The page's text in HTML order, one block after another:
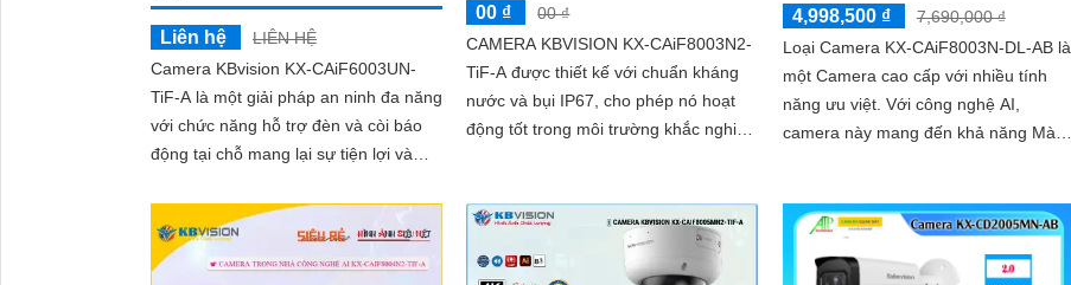
Liên hệ
LIÊN HỆ
Camera KBvision KX-CAiF6003UN-
TiF-A là một giải pháp an ninh đa năng
với chức năng hỗ trợ đèn và còi báo
động tại chỗ mang lại sự tiện lợi và
00 ₫
00 ₫
CAMERA KBVISION KX-CAiF8003N2-
TiF-A được thiết kế với chuẩn kháng
nước và bụi IP67, cho phép nó hoạt
động tốt trong môi trường khắc nghiệt
4,998,500 ₫
7,690,000 ₫
Loại Camera KX-CAiF8003N-DL-AB là
một Camera cao cấp với nhiều tính
năng ưu việt. Với công nghệ AI,
camera này mang đến khả năng Màu